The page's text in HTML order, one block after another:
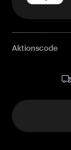
Aktionscode